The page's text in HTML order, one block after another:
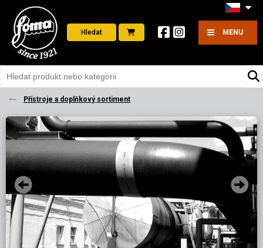
Hledat MENU
Přístroje a doplňkový sortiment